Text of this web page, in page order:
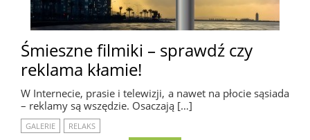
Śmieszne filmiki – sprawdź czy
reklama kłamie!
W Internecie, prasie i telewizji, a nawet na płocie sąsiada
– reklamy są wszędzie. Osaczają […]
GALERIE RELAKS